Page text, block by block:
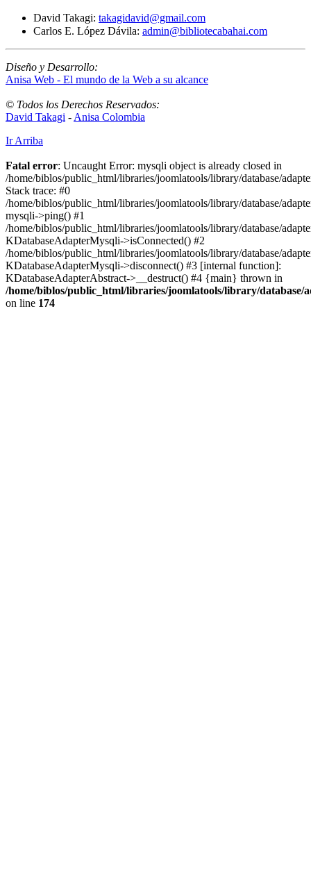
David Takagi: takagidavid@gmail.com
Carlos E. López Dávila: admin@bibliotecabahai.com
Diseño y Desarrollo:
Anisa Web - El mundo de la Web a su alcance
© Todos los Derechos Reservados:
David Takagi - Anisa Colombia
Ir Arriba
Fatal error: Uncaught Error: mysqli object is already closed in
/home/biblos/public_html/libraries/joomlatools/library/database/
Stack trace: #0
/home/biblos/public_html/libraries/joomlatools/library/database/
mysqli->ping() #1
/home/biblos/public_html/libraries/joomlatools/library/database/
KDatabaseAdapterMysqli->isConnected() #2
/home/biblos/public_html/libraries/joomlatools/library/database/
KDatabaseAdapterMysqli->disconnect() #3 [internal function]:
KDatabaseAdapterAbstract->__destruct() #4 {main} thrown in
/home/biblos/public_html/libraries/joomlatools/library/database/
on line 174